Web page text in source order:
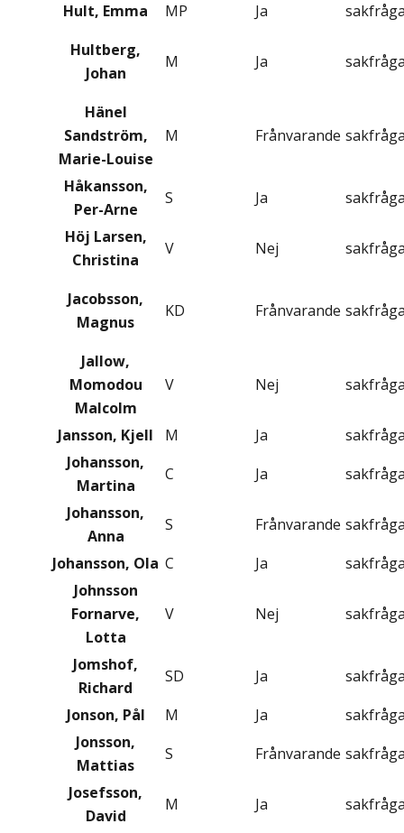
Hult, Emma MP Ja
Hultberg,
Johan
M Ja
Hänel
Sandström,
Marie-Louise
M Frånvarande
Håkansson,
Per-Arne
S Ja
Höj Larsen,
Christina
V Nej
Jacobsson,
Magnus
KD Frånvarande
Jallow,
Momodou
Malcolm
V Nej
Jansson, Kjell M Ja
Johansson,
Martina
C Ja
Johansson,
Anna
S Frånvarande
Johansson, Ola C Ja
Johnsson
Fornarve,
Lotta
V Nej
Jomshof,
Richard
SD Ja
Jonson, Pål
M Ja
Jonsson,
Mattias
S Frånvarande
Josefsson,
David
M Ja